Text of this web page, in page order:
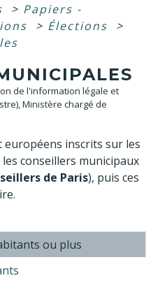
> Papiers -
> Élections
>
de l'information légale et
Ministère chargé de
européens inscrits sur les
conseillers municipaux
de Paris), puis ces
ou plus